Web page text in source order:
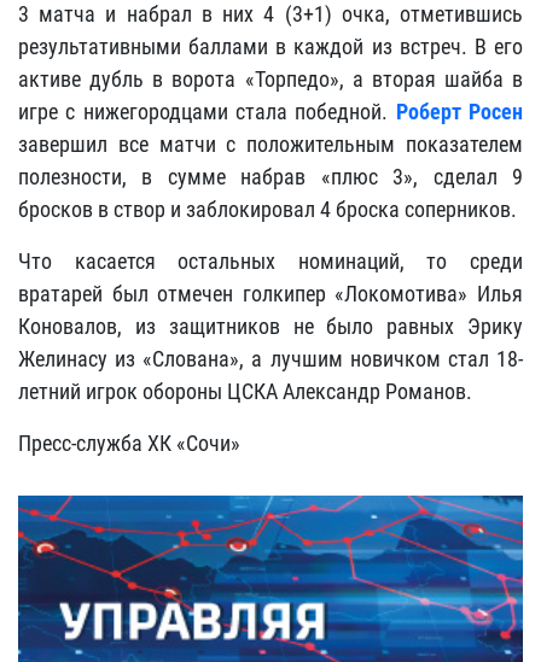
3 матча и набрал в них 4 (3+1) очка, отметившись
результативными баллами в каждой из встреч. В его
активе дубль в ворота «Торпедо», а вторая шайба в
игре с нижегородцами стала победной. Роберт Росен
завершил все матчи с положительным показателем
полезности, в сумме набрав «плюс 3», сделал 9
бросков в створ и заблокировал 4 броска соперников.
Что касается остальных номинаций, то среди
вратарей был отмечен голкипер «Локомотива» Илья
Коновалов, из защитников не было равных Эрику
Желинасу из «Слована», а лучшим новичком стал 18-
летний игрок обороны ЦСКА Александр Романов.
Пресс-служба ХК «Сочи»